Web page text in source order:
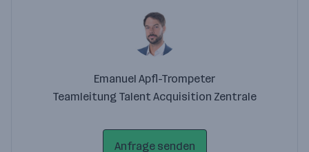
Emanuel Apfl-Trompeter
Teamleitung Talent Acquisition Zentrale
Anfrage senden